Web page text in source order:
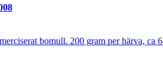
bomull. 200 gram per härva, ca